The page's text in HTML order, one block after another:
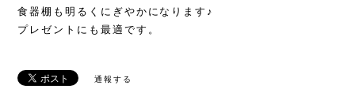
食器棚も明るくにぎやかになります♪
プレゼントにも最適です。
通報する